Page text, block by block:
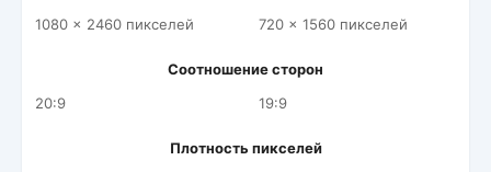
1080 x 2460 пикселей
720 x 1560 пикселей
Соотношение сторон
20:9
19:9
Плотность пикселей